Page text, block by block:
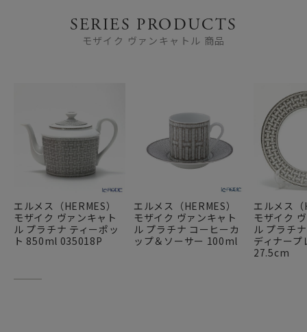
SERIES PRODUCTS
モザイク ヴァンキャトル 商品
エルメス（HERMES）
モザイク ヴァンキャト
ル プラチナ ティーポッ
ト 850ml 035018P
エルメス（HERMES）
モザイク ヴァンキャト
ル プラチナ コーヒーカ
ップ＆ソーサー 100ml
エルメス
モザイク
ル プラチ
ディナープ
27.5cm